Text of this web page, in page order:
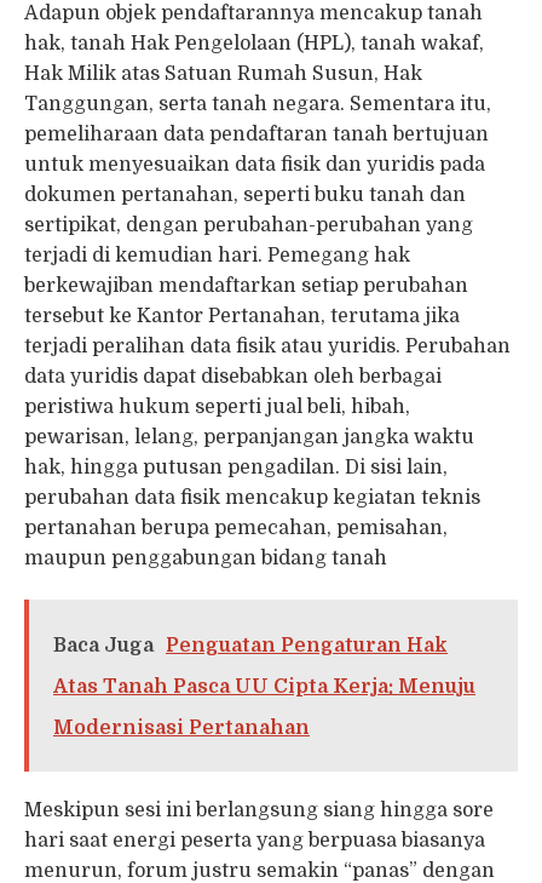
Adapun objek pendaftarannya mencakup tanah
hak, tanah Hak Pengelolaan (HPL), tanah wakaf,
Hak Milik atas Satuan Rumah Susun, Hak
Tanggungan, serta tanah negara. Sementara itu,
pemeliharaan data pendaftaran tanah bertujuan
untuk menyesuaikan data fisik dan yuridis pada
dokumen pertanahan, seperti buku tanah dan
sertipikat, dengan perubahan-perubahan yang
terjadi di kemudian hari. Pemegang hak
berkewajiban mendaftarkan setiap perubahan
tersebut ke Kantor Pertanahan, terutama jika
terjadi peralihan data fisik atau yuridis. Perubahan
data yuridis dapat disebabkan oleh berbagai
peristiwa hukum seperti jual beli, hibah,
pewarisan, lelang, perpanjangan jangka waktu
hak, hingga putusan pengadilan. Di sisi lain,
perubahan data fisik mencakup kegiatan teknis
pertanahan berupa pemecahan, pemisahan,
maupun penggabungan bidang tanah
Baca Juga
Penguatan Pengaturan Hak
Atas Tanah Pasca UU Cipta Kerja: Menuju
Modernisasi Pertanahan
Meskipun sesi ini berlangsung siang hingga sore
hari saat energi peserta yang berpuasa biasanya
menurun, forum justru semakin “panas” dengan